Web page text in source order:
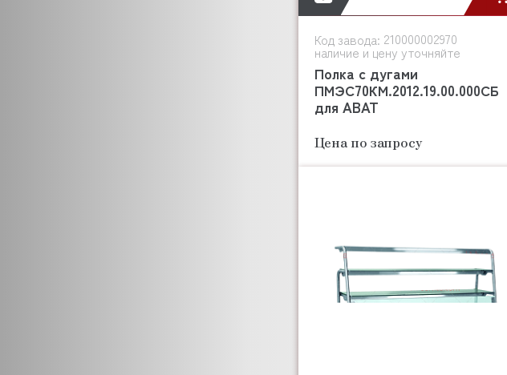
Код завода: 210000002970
наличие и цену уточняйте
Полка с дугами
ПМЭС70КМ.2012.19.00.000СБ
для ABAT
Цена по запросу